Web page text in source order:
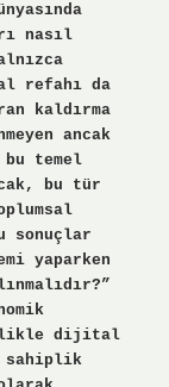
nasıl
refahı da
kaldırma
ancak
temel
bu tür
sonuçlar
yaparken
dijital